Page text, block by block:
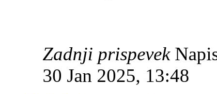
Zadnji prispevek
30 Jan 2025, 13:48